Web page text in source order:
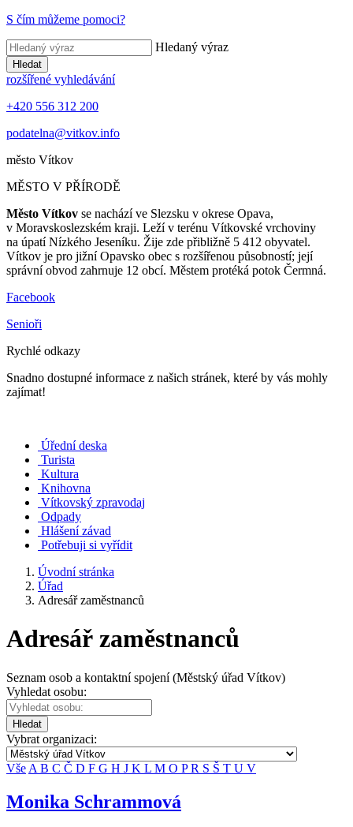
S čím můžeme pomoci?
Hledaný výraz
Hledat
rozšířené vyhledávání
+420 556 312 200
podatelna@vitkov.info
město Vítkov
MĚSTO V PŘÍRODĚ
Město Vítkov se nachází ve Slezsku v okrese Opava,
v Moravskoslezském kraji. Leží v terénu Vítkovské vrchoviny
na úpatí Nízkého Jeseníku. Žije zde přibližně 5 412 obyvatel.
Vítkov je pro jižní Opavsko obec s rozšířenou působností; její
správní obvod zahrnuje 12 obcí. Městem protéká potok Čermná.
Facebook
Senioři
Rychlé odkazy
Snadno dostupné informace z našich stránek, které by vás mohly
zajímat!
Úřední deska
Turista
Kultura
Knihovna
Vítkovský zpravodaj
Odpady
Hlášení závad
Potřebuji si vyřídit
Úvodní stránka
Úřad
Adresář zaměstnanců
Adresář zaměstnanců
Seznam osob a kontaktní spojení (Městský úřad Vítkov)
Vyhledat osobu:
Hledat
Vybrat organizaci:
Vše A B C Č D F G H J K L M O PR S Š T U V
Monika Schrammová